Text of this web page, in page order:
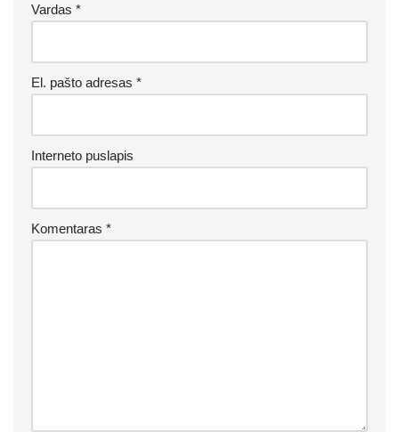
Vardas *
El. pašto adresas *
Interneto puslapis
Komentaras *